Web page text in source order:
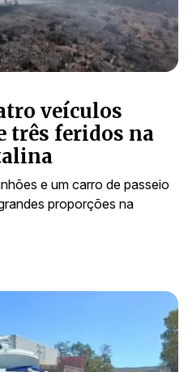
veículos
três feridos na
e um carro de passeio
proporções na